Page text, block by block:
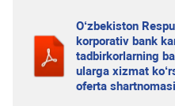
O‘zbekiston
korporativ bank
tadbirkorlarning
ularga xizmat
oferta shartnomasi